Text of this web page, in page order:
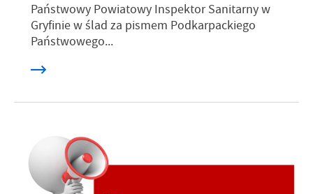
Państwowy Powiatowy Inspektor Sanitarny w
Gryfinie w ślad za pismem Podkarpackiego
Państwowego...